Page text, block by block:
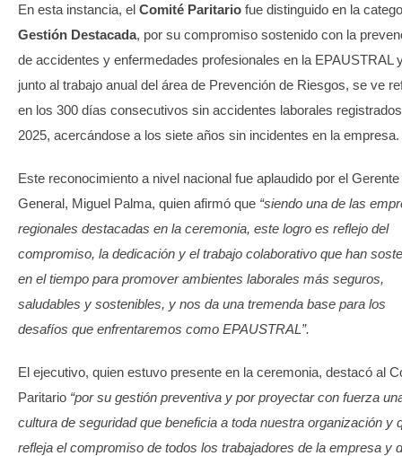
En esta instancia, el Comité Paritario fue distinguido en la
Gestión Destacada, por su compromiso sostenido con la
de accidentes y enfermedades profesionales en la EPAUSTRAL
junto al trabajo anual del área de Prevención de Riesgos, se ve
en los 300 días consecutivos sin accidentes laborales
2025, acercándose a los siete años sin incidentes en la empresa.
Este reconocimiento a nivel nacional fue aplaudido por el Gerente
General, Miguel Palma, quien afirmó que “siendo una de las
regionales destacadas en la ceremonia, este logro es reflejo del
compromiso, la dedicación y el trabajo colaborativo que han
en el tiempo para promover ambientes laborales más seguros,
saludables y sostenibles, y nos da una tremenda base para los
desafíos que enfrentaremos como EPAUSTRAL”.
El ejecutivo, quien estuvo presente en la ceremonia, destacó al
Paritario “por su gestión preventiva y por proyectar con fuerza
cultura de seguridad que beneficia a toda nuestra organización y
refleja el compromiso de todos los trabajadores de la empresa y